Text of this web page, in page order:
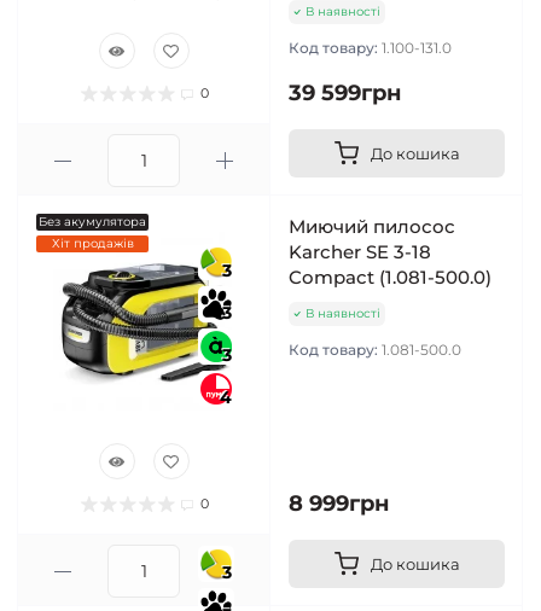
0
В наявності
Код товару: 1.100-131.0
39 599грн
До кошика
Без акумулятора
Хіт продажів
3
3
3
4
0
Миючий пилосос
Karcher SE 3-18
Compact (1.081-500.0)
В наявності
Код товару: 1.081-500.0
8 999грн
До кошика
3